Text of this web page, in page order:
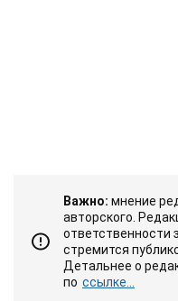
Важно: мнение
авторского.
ответственности
стремится
Детальнее о
по ссылке...